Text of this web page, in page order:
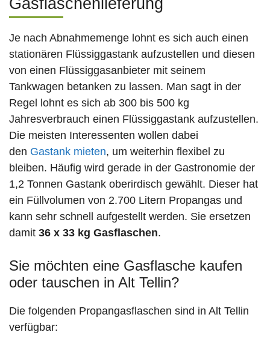
Gasflaschenlieferung
Je nach Abnahmemenge lohnt es sich auch einen
stationären Flüssiggastank aufzustellen und diesen
von einen Flüssiggasanbieter mit seinem
Tankwagen betanken zu lassen. Man sagt in der
Regel lohnt es sich ab 300 bis 500 kg
Jahresverbrauch einen Flüssiggastank aufzustellen.
Die meisten Interessenten wollen dabei
den Gastank mieten, um weiterhin flexibel zu
bleiben. Häufig wird gerade in der Gastronomie der
1,2 Tonnen Gastank oberirdisch gewählt. Dieser hat
ein Füllvolumen von 2.700 Litern Propangas und
kann sehr schnell aufgestellt werden. Sie ersetzen
damit 36 x 33 kg Gasflaschen.
Sie möchten eine Gasflasche kaufen
oder tauschen in Alt Tellin?
Die folgenden Propangasflaschen sind in Alt Tellin
verfügbar: